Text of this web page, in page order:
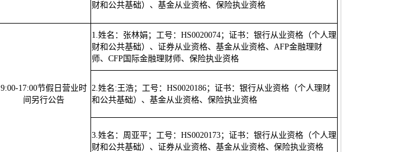
财和公共基础）、基金从业资格、保险执业资格
9:00-17:00节假日营业时
间另行公告
1.姓名：张林娟；工号：HS0020074；证书：银行从业资格（个人理
财和公共基础）、证券从业资格、基金从业资格、AFP金融理财
师、CFP国际金融理财师、保险执业资格
2.姓名:王浩；工号：HS0020186；证书：银行从业资格（个人理财
和公共基础）、基金从业资格、保险执业资格
3.姓名：周亚平；工号：HS0020173；证书：银行从业资格（个人理
财和公共基础）、证券从业资格、基金从业资格、保险执业资格